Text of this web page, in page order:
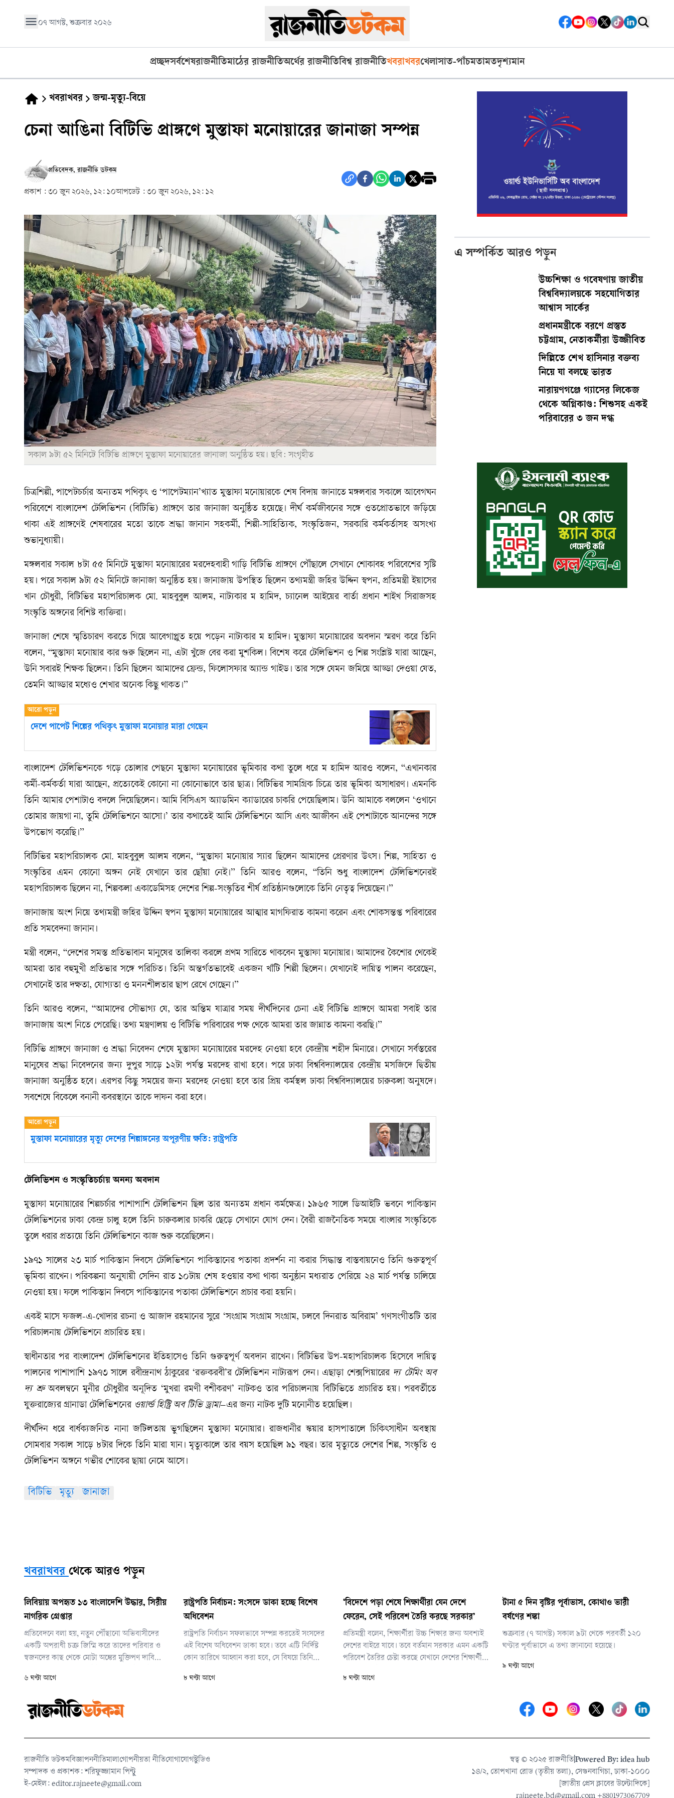
০৭ আগস্ট, শুক্রবার ২০২৬
প্রচ্ছদসর্বশেষরাজনীতিমাঠের রাজনীতিঅর্থের রাজনীতিবিশ্ব রাজনীতিখবরাখবরখেলাসাত-পাঁচমতামতদৃশ্যমান
খবরাখবর জন্ম-মৃত্যু-বিয়ে
চেনা আঙিনা বিটিভি প্রাঙ্গণে মুস্তাফা মনোয়ারের জানাজা সম্পন্ন
প্রতিবেদক, রাজনীতি ডটকম
প্রকাশ : ৩০ জুন ২০২৬, ১২: ১০আপডেট : ৩০ জুন ২০২৬, ১২: ১২
সকাল ৯টা ৫২ মিনিটে বিটিভি প্রাঙ্গণে মুস্তাফা মনোয়ারের জানাজা অনুষ্ঠিত হয়। ছবি: সংগৃহীত
চিত্রশিল্পী, পাপেটচর্চার অন্যতম পথিকৃৎ ও ‘পাপেটম্যান’খ্যাত মুস্তাফা মনোয়ারকে শেষ বিদায় জানাতে মঙ্গলবার সকালে আবেগঘন
পরিবেশে বাংলাদেশ টেলিভিশন (বিটিভি) প্রাঙ্গণে তার জানাজা অনুষ্ঠিত হয়েছে। দীর্ঘ কর্মজীবনের সঙ্গে ওতপ্রোতভাবে জড়িয়ে
থাকা এই প্রাঙ্গণেই শেষবারের মতো তাকে শ্রদ্ধা জানান সহকর্মী, শিল্পী-সাহিত্যিক, সংস্কৃতিজন, সরকারি কর্মকর্তাসহ অসংখ্য
শুভানুধ্যায়ী।
মঙ্গলবার সকাল ৮টা ৫৫ মিনিটে মুস্তাফা মনোয়ারের মরদেহবাহী গাড়ি বিটিভি প্রাঙ্গণে পৌঁছালে সেখানে শোকাবহ পরিবেশের সৃষ্টি
হয়। পরে সকাল ৯টা ৫২ মিনিটে জানাজা অনুষ্ঠিত হয়। জানাজায় উপস্থিত ছিলেন তথ্যমন্ত্রী জহির উদ্দিন স্বপন, প্রতিমন্ত্রী ইয়াসের
খান চৌধুরী, বিটিভির মহাপরিচালক মো. মাহবুবুল আলম, নাট্যকার ম হামিদ, চ্যানেল আইয়ের বার্তা প্রধান শাইখ সিরাজসহ
সংস্কৃতি অঙ্গনের বিশিষ্ট ব্যক্তিরা।
জানাজা শেষে স্মৃতিচারণ করতে গিয়ে আবেগাপ্লুত হয়ে পড়েন নাট্যকার ম হামিদ। মুস্তাফা মনোয়ারের অবদান স্মরণ করে তিনি
বলেন, “মুস্তাফা মনোয়ার কার গুরু ছিলেন না, এটা খুঁজে বের করা মুশকিল। বিশেষ করে টেলিভিশন ও শিল্প সংশ্লিষ্ট যারা আছেন,
উনি সবারই শিক্ষক ছিলেন। তিনি ছিলেন আমাদের ফ্রেন্ড, ফিলোসফার অ্যান্ড গাইড। তার সঙ্গে যেমন জমিয়ে আড্ডা দেওয়া যেত,
তেমনি আড্ডার মধ্যেও শেখার অনেক কিছু থাকত।”
দেশে পাপেট শিল্পের পথিকৃৎ মুস্তাফা মনোয়ার মারা গেছেন
বাংলাদেশ টেলিভিশনকে গড়ে তোলার পেছনে মুস্তাফা মনোয়ারের ভূমিকার কথা তুলে ধরে ম হামিদ আরও বলেন, “এখানকার
কর্মী-কর্মকর্তা যারা আছেন, প্রত্যেকেই কোনো না কোনোভাবে তার ছাত্র। বিটিভির সামগ্রিক চিত্রে তার ভূমিকা অসাধারণ। এমনকি
তিনি আমার পেশাটাও বদলে দিয়েছিলেন। আমি বিসিএস অ্যাডমিন ক্যাডারের চাকরি পেয়েছিলাম। উনি আমাকে বললেন ‘ওখানে
তোমার জায়গা না, তুমি টেলিভিশনে আসো।’ তার কথাতেই আমি টেলিভিশনে আসি এবং আজীবন এই পেশাটাকে আনন্দের সঙ্গে
উপভোগ করেছি।”
বিটিভির মহাপরিচালক মো. মাহবুবুল আলম বলেন, “মুস্তাফা মনোয়ার স্যার ছিলেন আমাদের প্রেরণার উৎস। শিল্প, সাহিত্য ও
সংস্কৃতির এমন কোনো অঙ্গন নেই যেখানে তার ছোঁয়া নেই।” তিনি আরও বলেন, “তিনি শুধু বাংলাদেশ টেলিভিশনেরই
মহাপরিচালক ছিলেন না, শিল্পকলা একাডেমিসহ দেশের শিল্প-সংস্কৃতির শীর্ষ প্রতিষ্ঠানগুলোকে তিনি নেতৃত্ব দিয়েছেন।”
জানাজায় অংশ নিয়ে তথ্যমন্ত্রী জহির উদ্দিন স্বপন মুস্তাফা মনোয়ারের আত্মার মাগফিরাত কামনা করেন এবং শোকসন্তপ্ত পরিবারের
প্রতি সমবেদনা জানান।
মন্ত্রী বলেন, “দেশের সমস্ত প্রতিভাবান মানুষের তালিকা করলে প্রথম সারিতে থাকবেন মুস্তাফা মনোয়ার। আমাদের কৈশোর থেকেই
আমরা তার বহুমুখী প্রতিভার সঙ্গে পরিচিত। তিনি অন্তর্গতভাবেই একজন খাঁটি শিল্পী ছিলেন। যেখানেই দায়িত্ব পালন করেছেন,
সেখানেই তার দক্ষতা, যোগ্যতা ও মননশীলতার ছাপ রেখে গেছেন।”
তিনি আরও বলেন, “আমাদের সৌভাগ্য যে, তার অন্তিম যাত্রার সময় দীর্ঘদিনের চেনা এই বিটিভি প্রাঙ্গণে আমরা সবাই তার
জানাজায় অংশ নিতে পেরেছি। তথ্য মন্ত্রণালয় ও বিটিভি পরিবারের পক্ষ থেকে আমরা তার জান্নাত কামনা করছি।”
বিটিভি প্রাঙ্গণে জানাজা ও শ্রদ্ধা নিবেদন শেষে মুস্তাফা মনোয়ারের মরদেহ নেওয়া হবে কেন্দ্রীয় শহীদ মিনারে। সেখানে সর্বস্তরের
মানুষের শ্রদ্ধা নিবেদনের জন্য দুপুর সাড়ে ১২টা পর্যন্ত মরদেহ রাখা হবে। পরে ঢাকা বিশ্ববিদ্যালয়ের কেন্দ্রীয় মসজিদে দ্বিতীয়
জানাজা অনুষ্ঠিত হবে। এরপর কিছু সময়ের জন্য মরদেহ নেওয়া হবে তার প্রিয় কর্মস্থল ঢাকা বিশ্ববিদ্যালয়ের চারুকলা অনুষদে।
সবশেষে বিকেলে বনানী কবরস্থানে তাকে দাফন করা হবে।
মুস্তাফা মনোয়ারের মৃত্যু দেশের শিল্পাঙ্গনের অপূরণীয় ক্ষতি: রাষ্ট্রপতি
টেলিভিশন ও সংস্কৃতিচর্চায় অনন্য অবদান
মুস্তাফা মনোয়ারের শিল্পচর্চার পাশাপাশি টেলিভিশন ছিল তার অন্যতম প্রধান কর্মক্ষেত্র। ১৯৬৫ সালে ডিআইটি ভবনে পাকিস্তান
টেলিভিশনের ঢাকা কেন্দ্র চালু হলে তিনি চারুকলার চাকরি ছেড়ে সেখানে যোগ দেন। বৈরী রাজনৈতিক সময়ে বাংলার সংস্কৃতিকে
তুলে ধরার প্রত্যয়ে তিনি টেলিভিশনে কাজ শুরু করেছিলেন।
১৯৭১ সালের ২৩ মার্চ পাকিস্তান দিবসে টেলিভিশনে পাকিস্তানের পতাকা প্রদর্শন না করার সিদ্ধান্ত বাস্তবায়নেও তিনি গুরুত্বপূর্ণ
ভূমিকা রাখেন। পরিকল্পনা অনুযায়ী সেদিন রাত ১০টায় শেষ হওয়ার কথা থাকা অনুষ্ঠান মধ্যরাত পেরিয়ে ২৪ মার্চ পর্যন্ত চালিয়ে
নেওয়া হয়। ফলে পাকিস্তান দিবসে পাকিস্তানের পতাকা টেলিভিশনে প্রচার করা হয়নি।
একই মাসে ফজল-এ-খোদার রচনা ও আজাদ রহমানের সুরে ‘সংগ্রাম সংগ্রাম সংগ্রাম, চলবে দিনরাত অবিরাম’ গণসংগীতটি তার
পরিচালনায় টেলিভিশনে প্রচারিত হয়।
স্বাধীনতার পর বাংলাদেশ টেলিভিশনের ইতিহাসেও তিনি গুরুত্বপূর্ণ অবদান রাখেন। বিটিভির উপ-মহাপরিচালক হিসেবে দায়িত্ব
পালনের পাশাপাশি ১৯৭৩ সালে রবীন্দ্রনাথ ঠাকুরের ‘রক্তকরবী’র টেলিভিশন নাট্যরূপ দেন। এছাড়া শেক্সপিয়ারের দ্য টেমিং অব
দ্য শ্রুঅবলম্বনে মুনীর চৌধুরীর অনূদিত ‘মুখরা রমণী বশীকরণ’ নাটকও তার পরিচালনায় বিটিভিতে প্রচারিত হয়। পরবর্তীতে
যুক্তরাজ্যের গ্রানাডা টেলিভিশনের ওয়ার্ল্ড হিস্ট্রি অব টিভি ড্রামা–এর জন্য নাটক দুটি মনোনীত হয়েছিল।
দীর্ঘদিন ধরে বার্ধক্যজনিত নানা জটিলতায় ভুগছিলেন মুস্তাফা মনোয়ার। রাজধানীর স্কয়ার হাসপাতালে চিকিৎসাধীন অবস্থায়
সোমবার সকাল সাড়ে ৮টার দিকে তিনি মারা যান। মৃত্যুকালে তার বয়স হয়েছিল ৯১ বছর। তার মৃত্যুতে দেশের শিল্প, সংস্কৃতি ও
টেলিভিশন অঙ্গনে গভীর শোকের ছায়া নেমে আসে।
বিটিভি মৃত্যু জানাজা
এ সম্পর্কিত আরও পড়ুন
উচ্চশিক্ষা ও গবেষণায় জাতীয়
বিশ্ববিদ্যালয়কে সহযোগিতার
আশ্বাস সার্কের
প্রধানমন্ত্রীকে বরণে প্রস্তুত
চট্টগ্রাম, নেতাকর্মীরা উজ্জীবিত
দিল্লিতে শেখ হাসিনার বক্তব্য
নিয়ে যা বলছে ভারত
নারায়ণগঞ্জে গ্যাসের লিকেজ
থেকে অগ্নিকাণ্ড: শিশুসহ একই
পরিবারের ৩ জন দগ্ধ
খবরাখবর থেকে আরও পড়ুন
লিবিয়ায় অপহৃত ১৩ বাংলাদেশি উদ্ধার, সিরীয়
নাগরিক গ্রেপ্তার
প্রতিবেদনে বলা হয়, নতুন পৌঁছানো অভিবাসীদের
একটি অপরাধী চক্র জিম্মি করে তাদের পরিবার ও
স্বজনদের কাছ থেকে মোটা অঙ্কের মুক্তিপণ দাবি
ডিটেনশন সেন্টারের তদন্ত ও গ্রেপ্তার ইউনিট।
পাবলিক প্রসিকিউশনের অনুমতি নিয়ে আইনশ
৬ ঘণ্টা আগে
রাষ্ট্রপতি নির্বাচন: সংসদে ডাকা হচ্ছে বিশেষ
অধিবেশন
রাষ্ট্রপতি নির্বাচন সফলভাবে সম্পন্ন করতেই সংসদের
এই বিশেষ অধিবেশন ডাকা হবে। তবে এটি নির্দিষ্ট
কোন তারিখে আহ্বান করা হবে, সে বিষয়ে তিনি
৮ ঘণ্টা আগে
‘বিদেশে পড়া শেষে শিক্ষার্থীরা যেন দেশে
ফেরেন, সেই পরিবেশ তৈরি করছে সরকার’
প্রতিমন্ত্রী বলেন, শিক্ষার্থীরা উচ্চ শিক্ষার জন্য অবশ্যই
দেশের বাইরে যাবে। তবে বর্তমান সরকার এমন একটি
পরিবেশ তৈরির চেষ্টা করছে যেখানে দেশের শিক্ষার্থীরা
৮ ঘণ্টা আগে
টানা ৫ দিন বৃষ্টির পূর্বাভাস, কোথাও ভারী
বর্ষণের শঙ্কা
শুক্রবার (৭ আগস্ট) সকাল ৯টা থেকে পরবর্তী ১২০
ঘণ্টার পূর্বাভাসে এ তথ্য জানানো হয়েছে।
৯ ঘণ্টা আগে
রাজনীতি ডটকমবিজ্ঞাপননীতিমালাগোপনীয়তা নীতিযোগাযোগস্টুডিও
সম্পাদক ও প্রকাশক: শরিফুজ্জামান পিন্টু
ই-মেইল: editor.rajneete@gmail.com
স্বত্ব © ২০২৫ রাজনীতিPowered By: idea hub
১৪/২, তোপখানা রোড (তৃতীয় তলা), সেগুনবাগিচা, ঢাকা-১০০০
[জাতীয় প্রেস ক্লাবের উল্টোদিকে]